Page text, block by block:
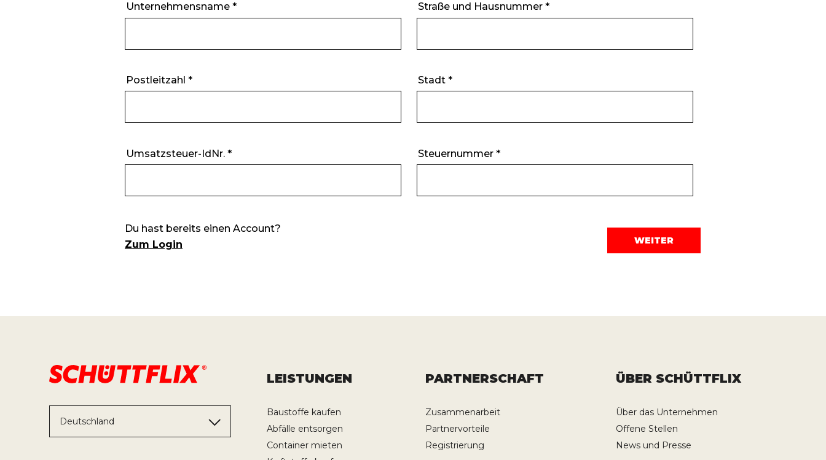
Deutschland
LEISTUNGEN
Baustoffe kaufen
Abfälle entsorgen
Container mieten
PARTNERSCHAFT
Zusammenarbeit
Partnervorteile
Registrierung
ÜBER SCHÜTTFLIX
Über das Unternehmen
Offene Stellen
News und Presse